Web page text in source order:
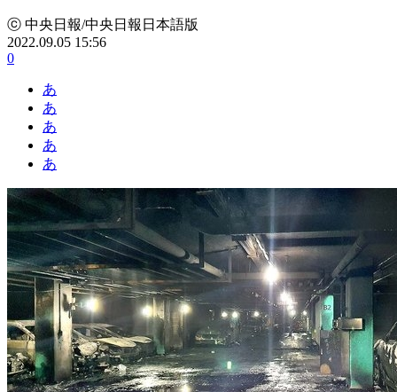
ⓒ 中央日報/中央日報日本語版
2022.09.05 15:56
0
あ
あ
あ
あ
あ